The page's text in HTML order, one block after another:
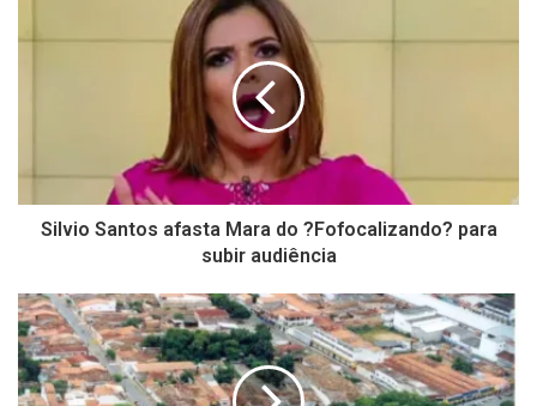
Silvio Santos afasta Mara do ?Fofocalizando? para
subir audiência